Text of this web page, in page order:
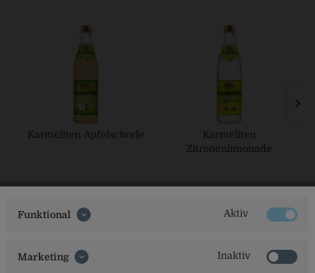
Karmeliten Apfelschorle
Karmeliten
Zitronenlimonade
Funktional Aktiv
Marketing Inaktiv